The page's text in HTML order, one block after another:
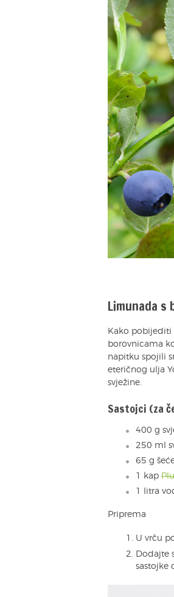
Limunada s
Kako pobijediti
borovnicama
napitku spojili
eteričnog ulja
svježine.
Sastojci (za
400 g
250 ml
65 g
1 kap
1 litra
Priprema
U vrču
Dodajte
sastojke